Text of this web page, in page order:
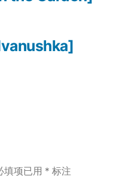
填项已用 * 标注